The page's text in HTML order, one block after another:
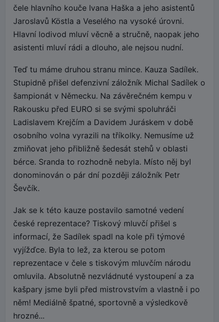
čele hlavního kouče Ivana Haška a jeho asistentů
Jaroslavů Köstla a Veselého na vysoké úrovni.
Hlavní lodivod mluví věcně a stručně, naopak jeho
asistenti mluví rádi a dlouho, ale nejsou nudní.
Teď tu máme druhou stranu mince. Kauza Sadílek.
Stupidně přišel defenzivní záložník Michal Sadílek o
šampionát v Německu. Na závěrečném kempu v
Rakousku před EURO si se svými spoluhráči
Ladislavem Krejčím a Davidem Juráskem v době
osobního volna vyrazili na tříkolky. Nemusíme už
zmiňovat jeho přibližně šedesát stehů v oblasti
bérce. Sranda to rozhodně nebyla. Místo něj byl
donominován o pár dní později záložník Petr
Ševčík.
Jak se k této kauze postavilo samotné vedení
české reprezentace? Tiskový mluvčí přišel s
informací, že Sadílek spadl na kole při týmové
vyjížďce. Byla to lež, za kterou se potom
reprezentace v čele s tiskovým mluvčím národu
omluvila. Absolutně nezvládnuté vystoupení a za
kašpary jsme byli před mistrovstvím a vlastně i po
něm! Mediálně špatné, sportovně a výsledkově
hrozné...